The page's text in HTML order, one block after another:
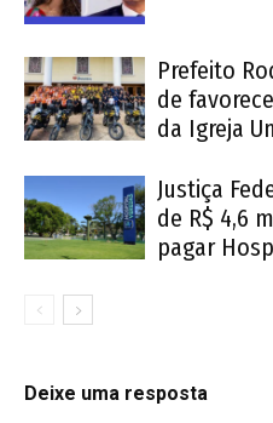
Prefeito
de
da Igreja
Justiça
de R$ 4,6
pagar
Deixe uma resposta